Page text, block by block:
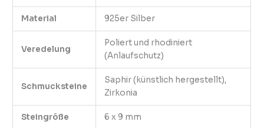
Material 925er Silber
Veredelung
Poliert und rhodiniert
(Anlaufschutz)
Schmucksteine
Saphir (künstlich hergestellt),
Zirkonia
Steingröße 6 x 9 mm